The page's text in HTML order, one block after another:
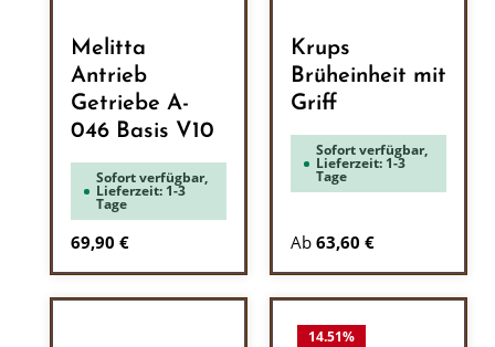
Melitta
Antrieb
Getriebe A-
046 Basis V10
Sofort verfügbar,
Lieferzeit: 1-3
Tage
Regulärer Preis:
69,90 €
Krups
Brüheinheit mit
Griff
Sofort verfügbar,
Lieferzeit: 1-3
Tage
Ab 63,60 €
14.51%